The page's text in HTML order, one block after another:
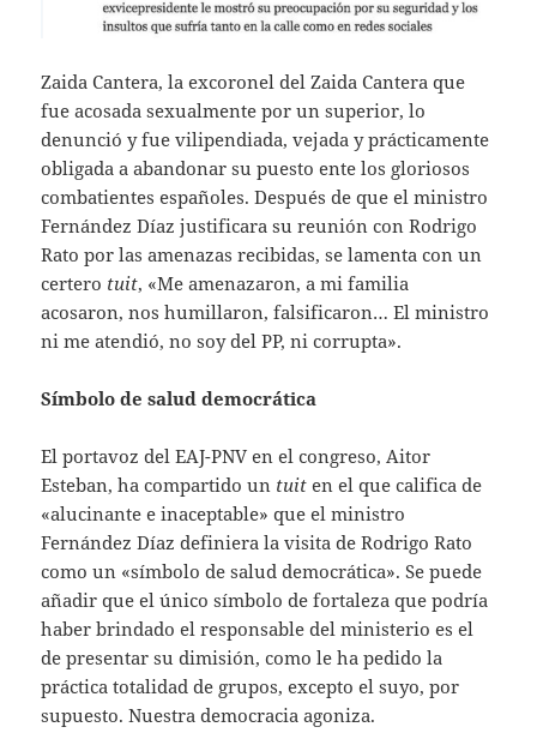
Zaida Cantera, la excoronel del Zaida Cantera que
fue acosada sexualmente por un superior, lo
denunció y fue vilipendiada, vejada y prácticamente
obligada a abandonar su puesto ente los gloriosos
combatientes españoles. Después de que el ministro
Fernández Díaz justificara su reunión con Rodrigo
Rato por las amenazas recibidas, se lamenta con un
certero tuit, «Me amenazaron, a mi familia
acosaron, nos humillaron, falsificaron… El ministro
ni me atendió, no soy del PP, ni corrupta».
Símbolo de salud democrática
El portavoz del EAJ-PNV en el congreso, Aitor
Esteban, ha compartido un tuit en el que califica de
«alucinante e inaceptable» que el ministro
Fernández Díaz definiera la visita de Rodrigo Rato
como un «símbolo de salud democrática». Se puede
añadir que el único símbolo de fortaleza que podría
haber brindado el responsable del ministerio es el
de presentar su dimisión, como le ha pedido la
práctica totalidad de grupos, excepto el suyo, por
supuesto. Nuestra democracia agoniza.